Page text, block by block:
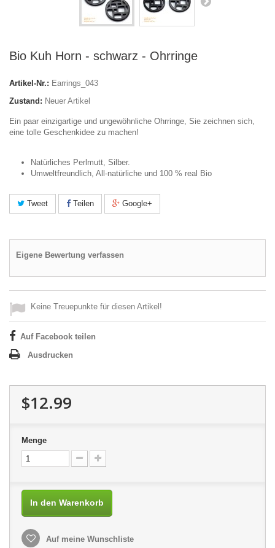
Bio Kuh Horn - schwarz - Ohrringe
Artikel-Nr.: Earrings_043
Zustand: Neuer Artikel
Ein paar einzigartige und ungewöhnliche Ohrringe, Sie zeichnen sich,
eine tolle Geschenkidee zu machen!
Natürliches Perlmutt, Silber.
Umweltfreundlich, All-natürliche und 100 % real Bio
Tweet Teilen Google+
Eigene Bewertung verfassen
Keine Treuepunkte für diesen Artikel!
Auf Facebook teilen
Ausdrucken
$12.99
Menge
In den Warenkorb
Auf meine Wunschliste